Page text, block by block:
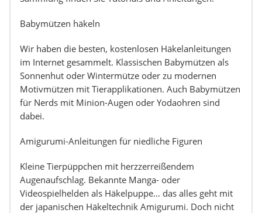
Babymützen häkeln
Wir haben die besten, kostenlosen Häkelanleitungen
im Internet gesammelt. Klassischen Babymützen als
Sonnenhut oder Wintermütze oder zu modernen
Motivmützen mit Tierapplikationen. Auch Babymützen
für Nerds mit Minion-Augen oder Yodaohren sind
dabei.
Amigurumi-Anleitungen für niedliche Figuren
Kleine Tierpüppchen mit herzzerreißendem
Augenaufschlag. Bekannte Manga- oder
Videospielhelden als Häkelpuppe… das alles geht mit
der japanischen Häkeltechnik Amigurumi. Doch nicht